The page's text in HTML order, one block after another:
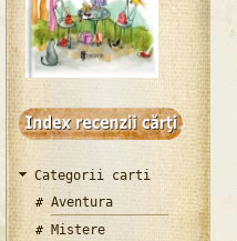
Categorii carti
Aventura
Mistere